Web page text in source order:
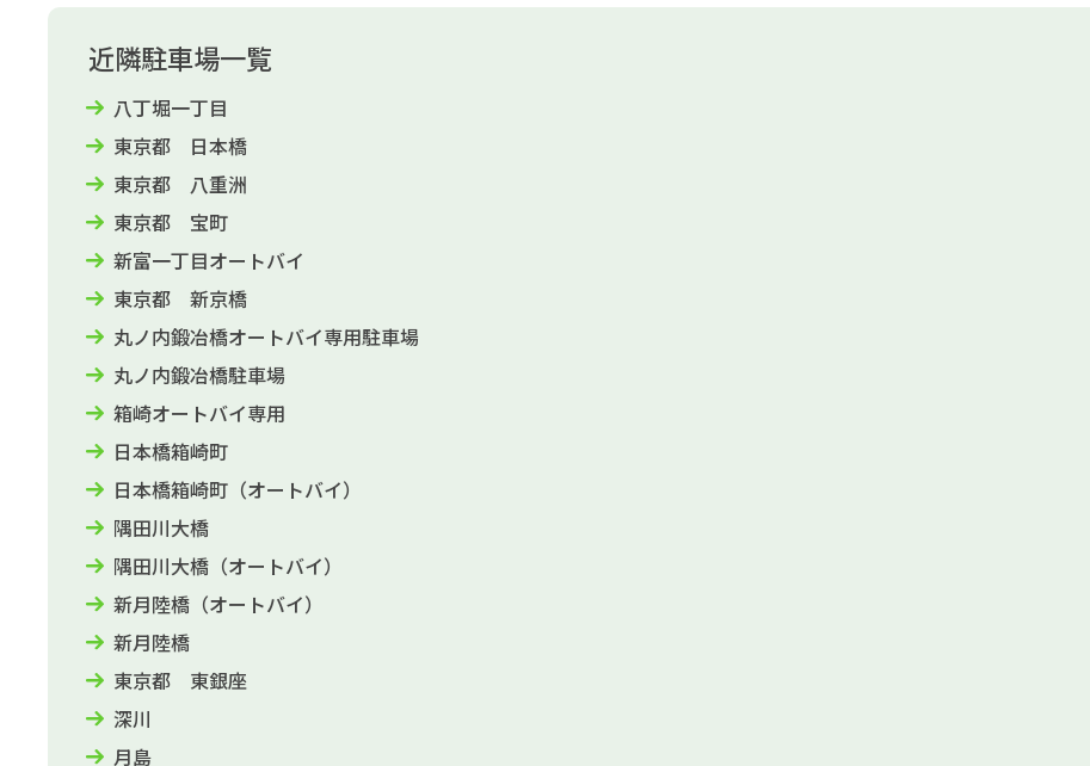
近隣駐車場一覧
八丁堀一丁目
東京都 日本橋
東京都 八重洲
東京都 宝町
新富一丁目オートバイ
東京都 新京橋
丸ノ内鍛冶橋オートバイ専用駐車場
丸ノ内鍛冶橋駐車場
箱崎オートバイ専用
日本橋箱崎町
日本橋箱崎町（オートバイ）
隅田川大橋
隅田川大橋（オートバイ）
新月陸橋（オートバイ）
新月陸橋
東京都 東銀座
深川
月島